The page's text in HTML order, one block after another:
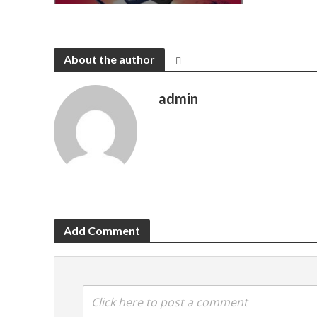
About the author
admin
Add Comment
Click here to post a comment